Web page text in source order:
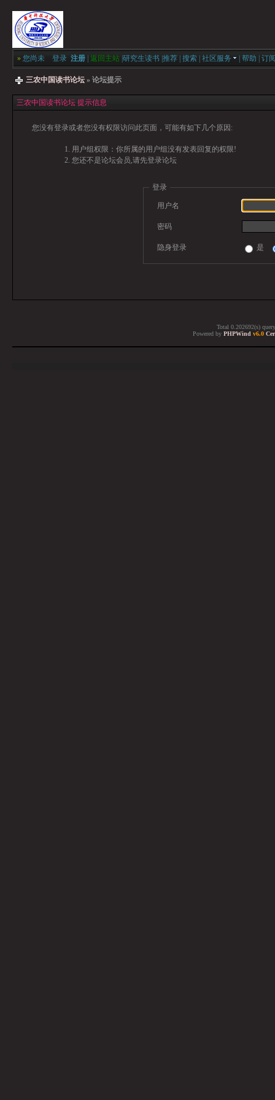
» 您尚未 登录 注册 返回主站 研究生读书 推荐 搜索 社区服务 帮助 订
三农中国读书论坛 » 论坛提示
三农中国读书论坛 提示信息
您没有登录或者您没有权限访问此页面，可能有如下几个原因:
用户组权限：你所属的用户组没有发表回复的权限!
您还不是论坛会员,请先登录论坛
登录
用户名
密码
隐身登录 是
Total 0.202692(s)
Powered by PHPWind v6.0